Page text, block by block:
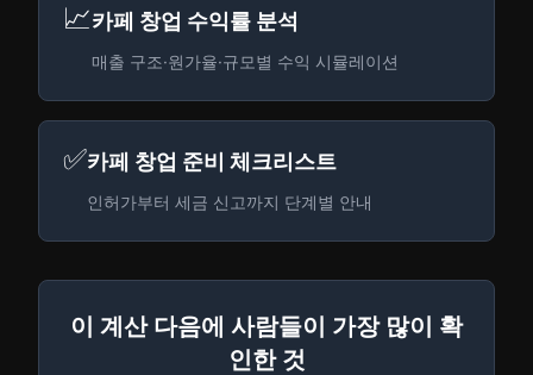
📈카페 창업 수익률 분석
매출 구조·원가율·규모별 수익 시뮬레이션
✅카페 창업 준비 체크리스트
인허가부터 세금 신고까지 단계별 안내
이 계산 다음에 사람들이 가장 많이 확
인한 것